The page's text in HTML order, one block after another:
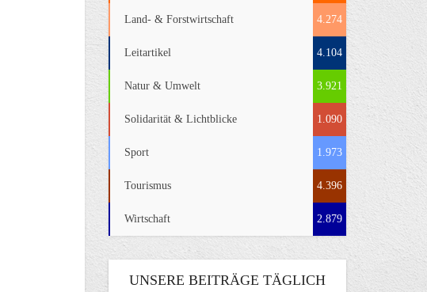
Land- & Forstwirtschaft 4.274
Leitartikel 4.104
Natur & Umwelt 3.921
Solidarität & Lichtblicke 1.090
Sport 1.973
Tourismus 4.396
Wirtschaft 2.879
UNSERE BEITRÄGE TÄGLICH